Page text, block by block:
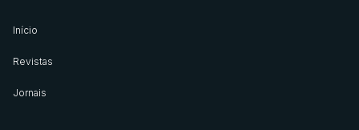
Início
Revistas
Jornais